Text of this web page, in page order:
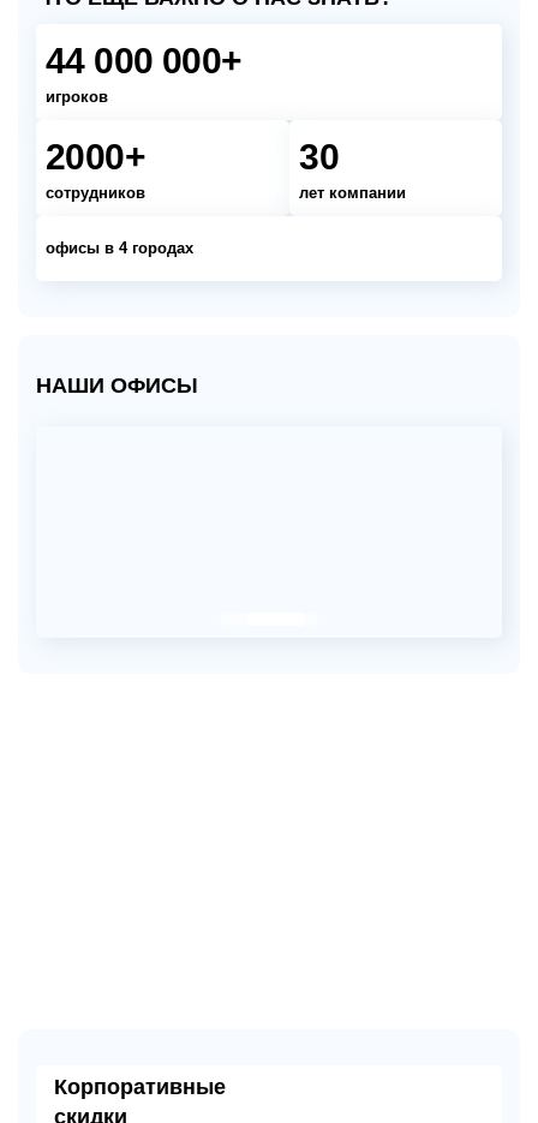
44 000 000+
игроков
30
лет компании
2000+
сотрудников
офисы в 4 городах
НАШИ ОФИСЫ
Корпоративные
скидки